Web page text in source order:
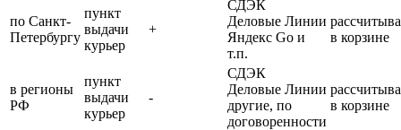
по Санкт-
Петербургу
пункт
выдачи
курьер
+
СДЭК
Деловые Линии
Яндекс Go и
т.п.
в корзине
в регионы
РФ
пункт
выдачи
курьер
-
СДЭК
Деловые Линии
другие, по
договоренности
в корзине